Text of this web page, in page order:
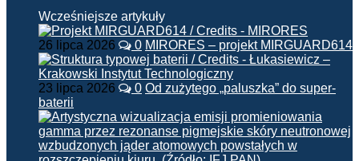
Wcześniejsze artykuły
26 lipca 2026 0 MIRORES – projekt MIRGUARD614
23 lipca 2026 0 Od zużytego „paluszka” do super-
baterii